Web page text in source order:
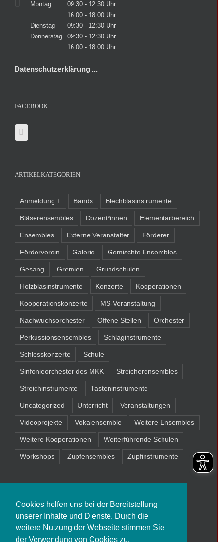
Cookies helfen uns bei der Bereitstellung
unserer Inhalte und Dienste. Durch die
weitere Nutzung der Webseite stimmen Sie
der Verwendung von Cookies zu.
Montag
09:30 - 12:30 Uhr
16:00 - 18:00 Uhr
Dienstag
09:30 - 12:30 Uhr
Donnerstag
09:30 - 12:30 Uhr
16:00 - 18:00 Uhr
Datenschutzerklärung ...
FACEBOOK
ARTIKELKATEGORIEN
Anmeldung + Bands Blechblasinstrumente
Bläserensembles Dozent*innen Elementarbereich
Ensembles Externe Veranstalter Förderer
Förderverein Galerie Gemischte Ensembles
Gesang Gremien Grundschulen
Holzblasinstrumente Konzerte Kooperationen
Kooperationskonzerte MS-Veranstaltung
Nachwuchsorchester Offene Stellen Orchester
Perkussionsensembles Schlaginstrumente
Schlosskonzerte Schule
Sinfonieorchester des MKK Streicherensembles
Streichinstrumente Tasteninstrumente
Uncategorized Unterricht Veranstaltungen
Videoprojekte Vokalensemble Weitere Ensembles
Weitere Kooperationen Weiterführende Schulen
Workshops Zupfensembles Zupfinstrumente